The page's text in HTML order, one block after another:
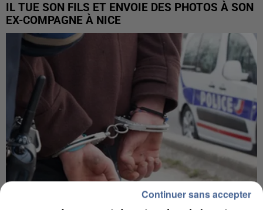
IL TUE SON FILS ET ENVOIE DES PHOTOS À SON
EX-COMPAGNE À NICE
Continuer sans accepter